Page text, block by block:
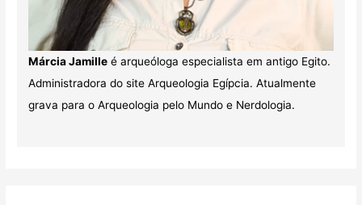
Márcia Jamilleé arqueóloga especialista em antigo Egito.
Administradora do site Arqueologia Egípcia. Atualmente
grava para o Arqueologia pelo Mundo e Nerdologia.